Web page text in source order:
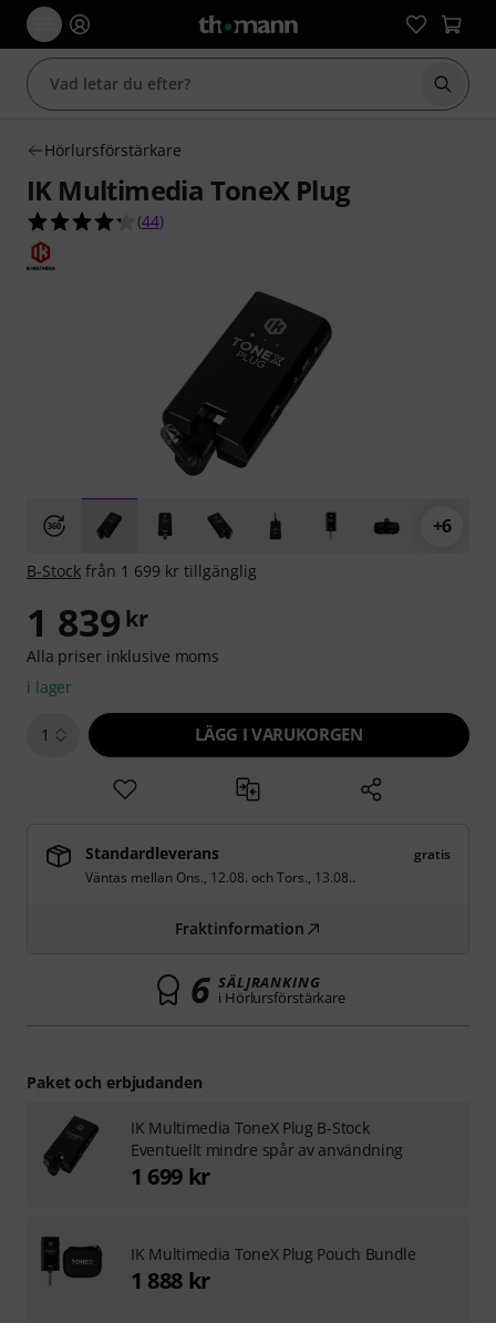
Börja
Hörlursförstärkare
IK Multimedia ToneX Plug
4.3 av 5 stjärnor från 44 kundbetyg
(44)
+6
B-Stock från 1 699 kr tillgänglig
1 839 kr
Alla priser inklusive moms
i lager
1 LÄGG I VARUKORGEN
Standardleverans
gratis
Väntas mellan Ons., 12.08. ochTors., 13.08..
Fraktinformation
6 SÄLJRANKING
i Hörlursförstärkare
Paket och erbjudanden
IK Multimedia ToneX Plug B-Stock
Eventuellt mindre spår av användning
1 699 kr
IK Multimedia ToneX Plug Pouch Bundle
1 888 kr